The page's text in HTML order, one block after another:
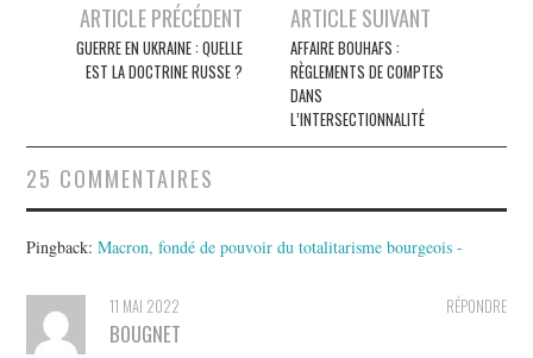
navigation
ARTICLE PRÉCÉDENT
GUERRE EN UKRAINE : QUELLE
EST LA DOCTRINE RUSSE ?
ARTICLE SUIVANT
AFFAIRE BOUHAFS :
RÈGLEMENTS DE COMPTES
DANS
L’INTERSECTIONNALITÉ
25 COMMENTAIRES
Pingback:Macron, fondé de pouvoir du totalitarisme bourgeois -
RÉPONDRE
11 MAI 2022
BOUGNET